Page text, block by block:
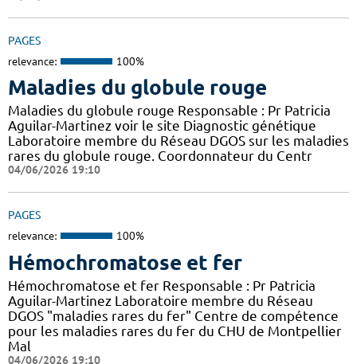
PAGES
relevance: 100%
Maladies du globule rouge
Maladies du globule rouge Responsable : Pr Patricia
Aguilar-Martinez voir le site Diagnostic génétique
Laboratoire membre du Réseau DGOS sur les maladies
rares du globule rouge. Coordonnateur du Centr
04/06/2026 19:10
PAGES
relevance: 100%
Hémochromatose et fer
Hémochromatose et fer Responsable : Pr Patricia
Aguilar-Martinez Laboratoire membre du Réseau
DGOS "maladies rares du fer" Centre de compétence
pour les maladies rares du fer du CHU de Montpellier
Mal
04/06/2026 19:10